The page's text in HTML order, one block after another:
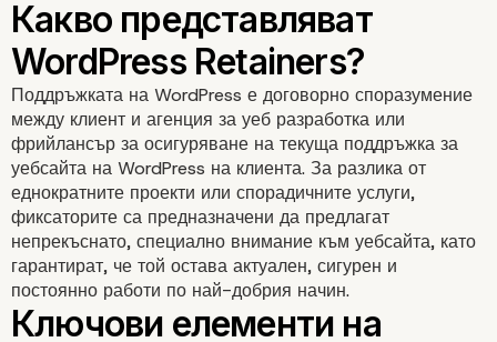
Поддръжката на WordPress е договорно споразумение
между клиент и агенция за уеб разработка или
фрийлансър за осигуряване на текуща поддръжка за
уебсайта на WordPress на клиента. За разлика от
еднократните проекти или спорадичните услуги,
фиксаторите са предназначени да предлагат
непрекъснато, специално внимание към уебсайта, като
гарантират, че той остава актуален, сигурен и
постоянно работи по най-добрия начин.